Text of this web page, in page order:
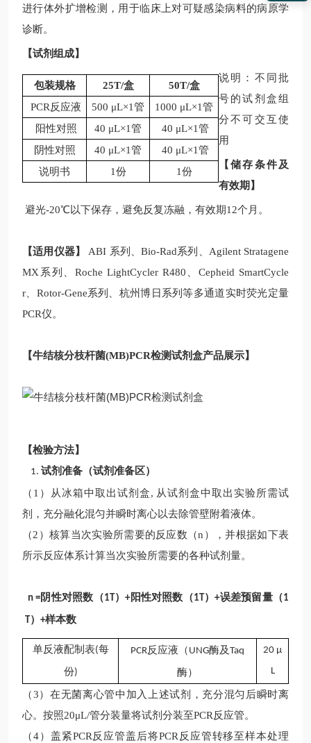
进行体外扩增检测，用于临床上对可疑感染病料的病原学
诊断。
【试剂组成】
包装规格 25T/盒 50T/盒
PCR反应液
500 μL×1管
1000 μL×1管
阳性对照
40 μL×1管
40 μL×1管
阴性对照
40 μL×1管
40 μL×1管
说明书
1份 1份
说明：不同批
号的试剂盒组
分不可交互使
用
【储存条件及
有效期】
避光-20℃以下保存，避免反复冻融，有效期12个月。
【适用仪器】
ABI 系列、Bio-Rad系列、Agilent Stratagene
MX系列、Roche LightCycler R480、Cepheid SmartCycle
r、Rotor-Gene系列、杭州博日系列等多通道实时荧光定量
PCR仪。
【牛结核分枝杆菌(MB)PCR检测试剂盒产品展示】
【检验方法】
1. 试剂准备（试剂准备区）
（ 1）从冰箱中取出试剂盒, 从试剂盒中取出实验所需试
剂，充分融化混匀并瞬时离心以去除管壁附着液体。
（2）核算当次实验所需要的反应数（n），并根据如下表
所示反应体系计算当次实验所需要的各种试剂量。
n = 阴性对照数（1T）+阳性对照数（1T）+误差预留量（1
T） +样本数
单反液配制表(每
份)
PCR反应液 （ UNG酶及 Taq
酶）
20 μ
L
（3）在无菌离心管中加入上述试剂，充分混匀后瞬时离
心。按照20μL/管分装量将试剂分装至PCR反应管。
（4）盖紧PCR反应管盖后将PCR反应管转移至样本处理